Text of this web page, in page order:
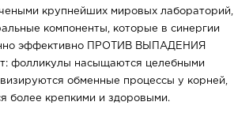
крупнейших мировых лабораторий,
компоненты, которые в синергии
эффективно ПРОТИВ ВЫПАДЕНИЯ
фолликулы насыщаются целебными
обменные процессы у корней,
более крепкими и здоровыми.